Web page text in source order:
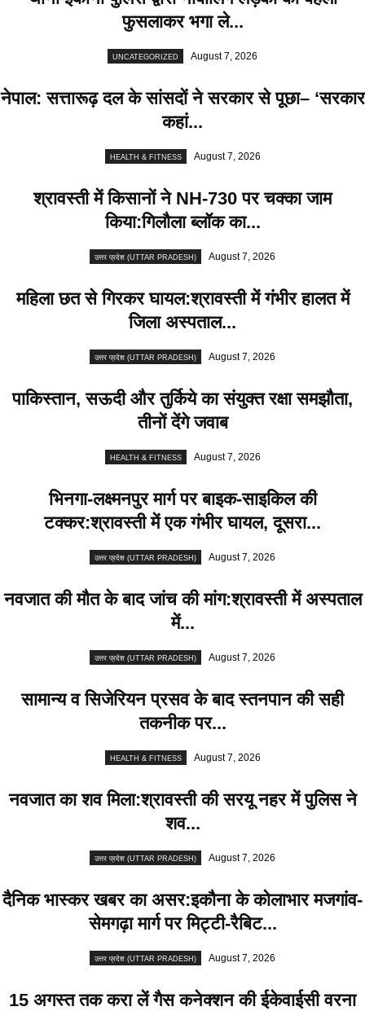
फुसलाकर भगा ले...
UNCATEGORIZED August 7, 2026
नेपाल: सत्तारूढ़ दल के सांसदों ने सरकार से पूछा– ‘सरकार
कहां...
HEALTH & FITNESS August 7, 2026
श्रावस्ती में किसानों ने NH-730 पर चक्का जाम
किया:गिलौला ब्लॉक का...
उत्तर प्रदेश (UTTAR PRADESH) August 7, 2026
महिला छत से गिरकर घायल:श्रावस्ती में गंभीर हालत में
जिला अस्पताल...
उत्तर प्रदेश (UTTAR PRADESH) August 7, 2026
पाकिस्तान, सऊदी और तुर्किये का संयुक्त रक्षा समझौता,
तीनों देंगे जवाब
HEALTH & FITNESS August 7, 2026
भिनगा-लक्ष्मनपुर मार्ग पर बाइक-साइकिल की
टक्कर:श्रावस्ती में एक गंभीर घायल, दूसरा...
उत्तर प्रदेश (UTTAR PRADESH) August 7, 2026
नवजात की मौत के बाद जांच की मांग:श्रावस्ती में अस्पताल
में...
उत्तर प्रदेश (UTTAR PRADESH) August 7, 2026
सामान्य व सिजेरियन प्रसव के बाद स्तनपान की सही
तकनीक पर...
HEALTH & FITNESS August 7, 2026
नवजात का शव मिला:श्रावस्ती की सरयू नहर में पुलिस ने
शव...
उत्तर प्रदेश (UTTAR PRADESH) August 7, 2026
दैनिक भास्कर खबर का असर:इकौना के कोलाभार मजगांव-
सेमगढ़ा मार्ग पर मिट्टी-रैबिट...
उत्तर प्रदेश (UTTAR PRADESH) August 7, 2026
15 अगस्त तक करा लें गैस कनेक्शन की ईकेवाईसी वरना